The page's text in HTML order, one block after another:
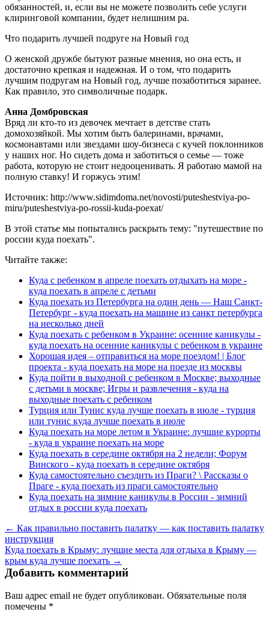
обязанностей, и, если вы не можете позволить себе услуги
клиринговой компании, будет нелишним ра.
Что подарить лучшей подруге на Новый год
О женской дружбе бытуют разные мнения, но она есть, и
достаточно крепкая и надежная. И о том, что подарить
лучшим подругам на Новый год, лучше позаботиться заранее.
Как правило, это символичные подарк.
Анна Домбровская
Вряд ли кто-то из девочек мечтает в детстве стать
домохозяйкой. Мы хотим быть балеринами, врачами,
космонавтами или звездами шоу-бизнеса с кучей поклонников
у наших ног. Но сидеть дома и заботиться о семье — тоже
работа, которую не стоит недооценивать. Я работаю мамой на
полную ставку! И горжусь этим!
Источник: http://www.sidimdoma.net/novosti/puteshestviya-po-
miru/puteshestviya-po-rossii-kuda-poexat/
В этой статье мы попытались раскрыть тему: "путешествие по
россии куда поехать".
Читайте также:
Куда с ребенком в апреле поехать отдыхать на море -
куда поехать в апреле с детьми
Куда поехать из Петербурга на один день — Наш Санкт-
Петербург - куда поехать на машине из санкт петербурга
на несколько дней
Куда поехать с ребенком в Украине: осенние каникулы -
куда поехать на осенние каникулы с ребенком в украине
Хорошая идея – отправиться на море поездом! | Блог
проекта - куда поехать на море на поезде из москвы
Куда пойти в выходной с ребенком в Москве; выходные
с детьми в москве; Игры и развлечения - куда на
выходные поехать с ребенком
Турция или Тунис куда лучше поехать в июле - турция
или тунис куда лучше поехать в июле
Куда поехать на море летом в Украине: лучшие курорты
- куда в украине поехать на море
Куда поехать в середине октября на 2 недели; Форум
Винского - куда поехать в середине октября
Куда самостоятельно съездить из Праги? \ Рассказы о
Праге - куда поехать из праги самостоятельно
Куда поехать на зимние каникулы в России - зимний
отдых в россии куда поехать
← Как правильно поставить палатку — как поставить палатку
инструкция
Куда поехать в Крыму: лучшие места для отдыха в Крыму —
крым куда лучше поехать →
Добавить комментарий
Ваш адрес email не будет опубликован. Обязательные поля
помечены *